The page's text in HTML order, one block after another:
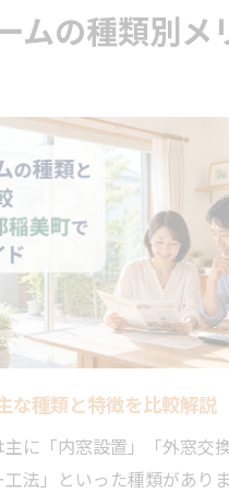
金を活用する窓リフォーム
窓リフォーム補助金制度の
ームの費用抑制に役立つ補
と連携したスムーズな補助
象となる窓リフォーム工事
に確認したい窓リフォーム
叶う窓リフォームの選び方
を高める窓リフォームの最
ムの種類別メ
な種類と特徴を比較解説
に「内窓設置」「外窓交
法」といった種類があり